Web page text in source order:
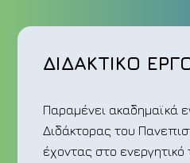
ΔΙΔΑΚΤΙΚΟ
Παραμένει ακαδημαϊκά
Διδάκτορας του
έχοντας στο ενεργητικό